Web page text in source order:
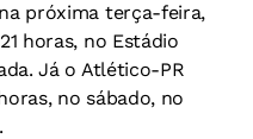
próxima terça-feira,
horas, no Estádio
Já o Atlético-PR
no sábado, no